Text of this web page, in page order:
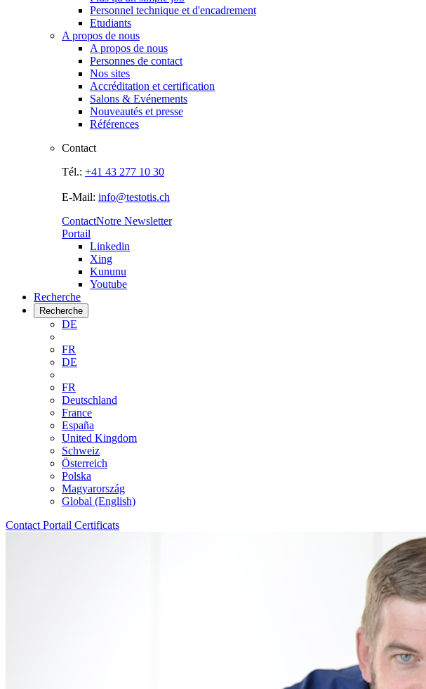
Personnel technique et d'encadrement
Etudiants
A propos de nous
A propos de nous
Personnes de contact
Nos sites
Accréditation et certification
Salons & Evénements
Nouveautés et presse
Références
Contact
Tél.: +41 43 277 10 30
E-Mail: info@testotis.ch
ContactNotre Newsletter
Portail
Linkedin
Xing
Kununu
Youtube
Recherche
Recherche
DE
FR
DE
FR
Deutschland
France
España
United Kingdom
Schweiz
Österreich
Polska
Magyarország
Global (English)
Contact Portail Certificats